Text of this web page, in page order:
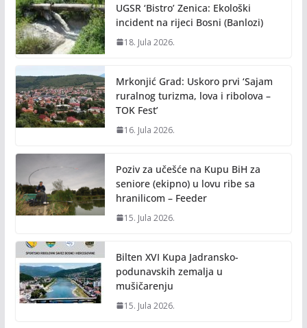
UGSR ‘Bistro’ Zenica: Ekološki
incident na rijeci Bosni (Banlozi)
18. Jula 2026.
Mrkonjić Grad: Uskoro prvi ‘Sajam
ruralnog turizma, lova i ribolova –
TOK Fest’
16. Jula 2026.
Poziv za učešće na Kupu BiH za
seniore (ekipno) u lovu ribe sa
hranilicom – Feeder
15. Jula 2026.
Bilten XVI Kupa Jadransko-
podunavskih zemalja u
mušičarenju
15. Jula 2026.